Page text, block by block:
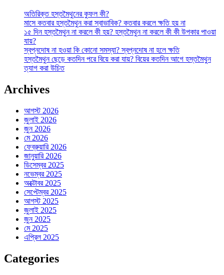
অতিরিক্ত হস্তমৈথুনের কুফল কী?
মাসে কতবার হস্তমৈথুন করা স্বাভাবিক? কতবার করলে ক্ষতি হয় না
১৫ দিন হস্তমৈথুন না করলে কী হয়? হস্তমৈথুন না করলে কী কী উপকার পাওয়া
যায়?
স্বপ্নদোষ না হওয়া কি কোনো সমস্যা? স্বপ্নদোষ না হলে ক্ষতি
হস্তমৈথুন ছেড়ে কতদিন পরে বিয়ে করা যায়? বিয়ের কতদিন আগে হস্তমৈথুন
ত্যাগ করা উচিত
Archives
আগস্ট 2026
জুলাই 2026
জুন 2026
মে 2026
ফেব্রুয়ারি 2026
জানুয়ারি 2026
ডিসেম্বর 2025
নভেম্বর 2025
অক্টোবর 2025
সেপ্টেম্বর 2025
আগস্ট 2025
জুলাই 2025
জুন 2025
মে 2025
এপ্রিল 2025
Categories